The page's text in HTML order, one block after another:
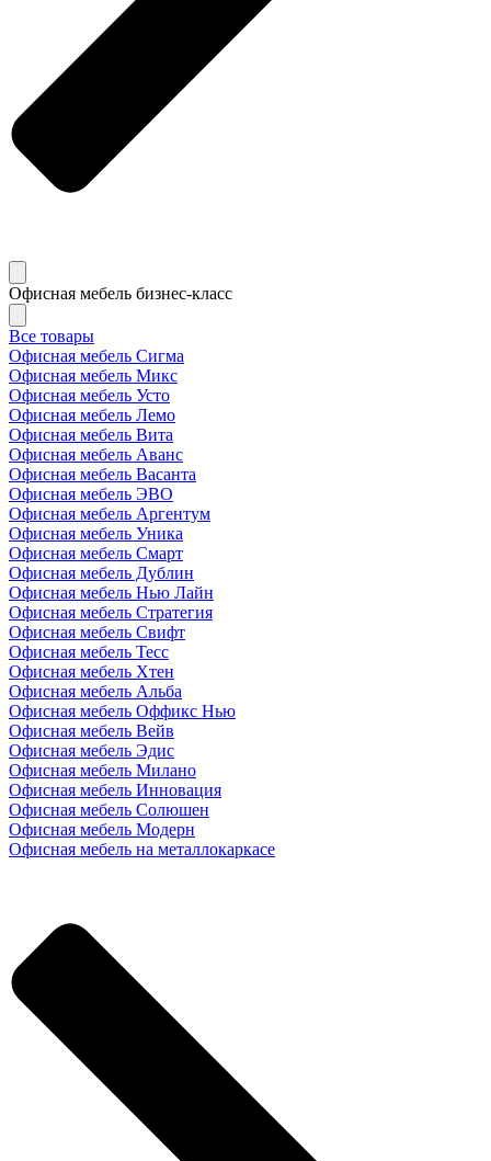
Офисная мебель бизнес-класс
Все товары
Офисная мебель Сигма
Офисная мебель Микс
Офисная мебель Усто
Офисная мебель Лемо
Офисная мебель Вита
Офисная мебель Аванс
Офисная мебель Васанта
Офисная мебель ЭВО
Офисная мебель Аргентум
Офисная мебель Уника
Офисная мебель Смарт
Офисная мебель Дублин
Офисная мебель Нью Лайн
Офисная мебель Стратегия
Офисная мебель Свифт
Офисная мебель Тесс
Офисная мебель Хтен
Офисная мебель Альба
Офисная мебель Оффикс Нью
Офисная мебель Вейв
Офисная мебель Эдис
Офисная мебель Милано
Офисная мебель Инновация
Офисная мебель Солюшен
Офисная мебель Модерн
Офисная мебель на металлокаркасе